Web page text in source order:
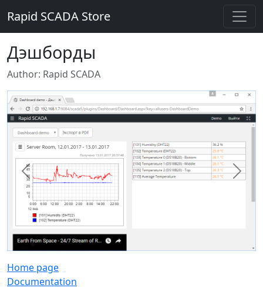
Rapid SCADA Store
Дэшборды
Author: Rapid SCADA
Previous Next
Home page
Documentation